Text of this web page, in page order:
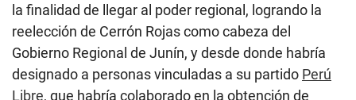
la finalidad de llegar al poder regional, logrando la
reelección de Cerrón Rojas como cabeza del
Gobierno Regional de Junín, y desde donde habría
designado a personas vinculadas a su partido Perú
Libre, que habría colaborado en la obtención de